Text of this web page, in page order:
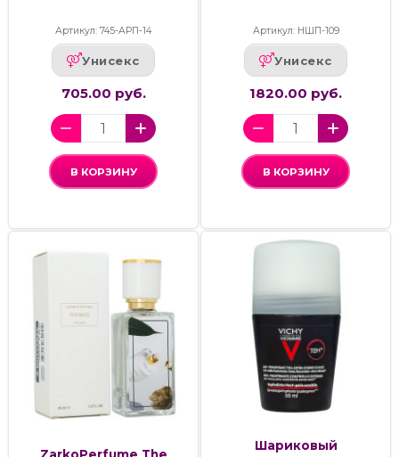
Артикул: 745-АРП-14
Унисекс
705.00 руб.
В КОРЗИНУ
Артикул: НШП-109
Унисекс
1820.00 руб.
В КОРЗИНУ
Шариковый